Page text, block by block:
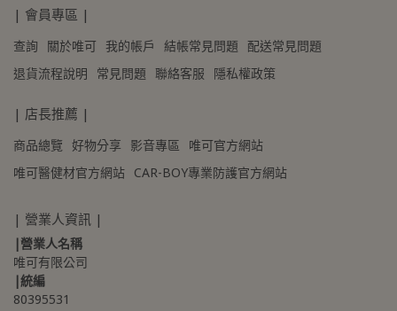
| 會員專區 |
查詢 關於唯可 我的帳戶 結帳常見問題 配送常見問題
退貨流程說明 常見問題 聯絡客服 隱私權政策
| 店長推薦 |
商品總覽 好物分享 影音專區 唯可官方網站
唯可醫健材官方網站 CAR-BOY專業防護官方網站
| 營業人資訊 |
|營業人名稱
唯可有限公司
|統編
80395531